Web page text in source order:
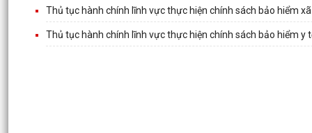
Thủ tục hành chính lĩnh vực thực hiện chính sách bảo hiểm
Thủ tục hành chính lĩnh vực thực hiện chính sách bảo hiểm y